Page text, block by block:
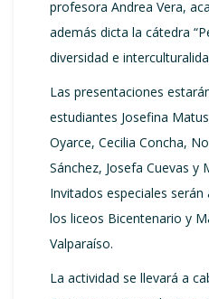
profesora Andrea Vera,
además dicta la cátedra
diversidad e
Las presentaciones
estudiantes Josefina
Oyarce, Cecilia Concha,
Sánchez, Josefa Cuevas y
Invitados especiales
los liceos Bicentenario y
Valparaíso.
La actividad se llevará a